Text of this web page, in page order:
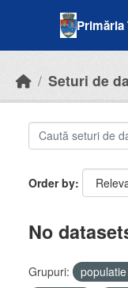
Primăria
Seturi de
Order by
No
Grupuri: populatie